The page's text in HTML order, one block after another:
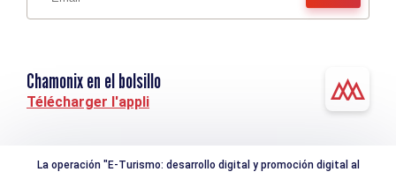
Chamonix en el bolsillo
Télécharger l'appli
La operación "E-Turismo: desarrollo digital y promoción digital al